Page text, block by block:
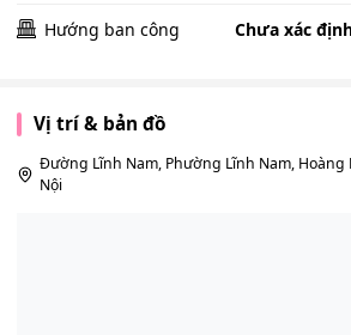
Hướng ban công Chưa xác
Vị trí & bản đồ
Đường Lĩnh Nam, Phường Lĩnh Nam, Hoàng
Nội